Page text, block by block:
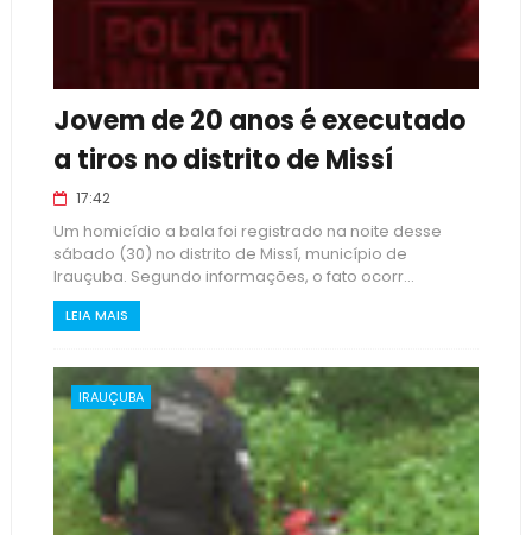
Jovem de 20 anos é executado
a tiros no distrito de Missí
17:42
Um homicídio a bala foi registrado na noite desse
sábado (30) no distrito de Missí, município de
Irauçuba. Segundo informações, o fato ocorr...
LEIA MAIS
IRAUÇUBA